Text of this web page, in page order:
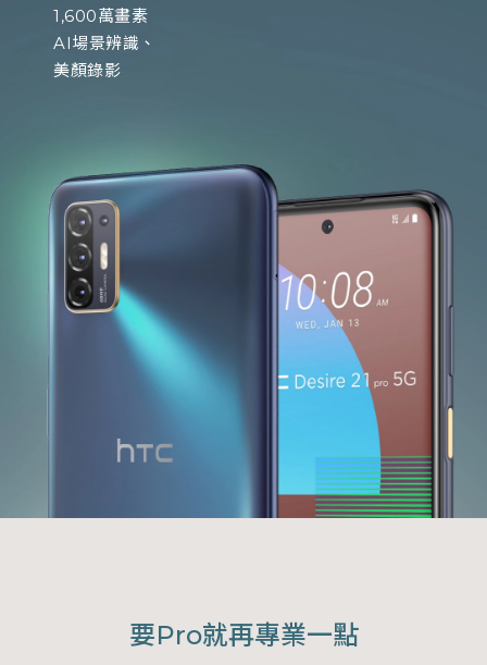
1,600萬畫素
AI場景辨識、
美顏錄影
要Pro就再專業一點